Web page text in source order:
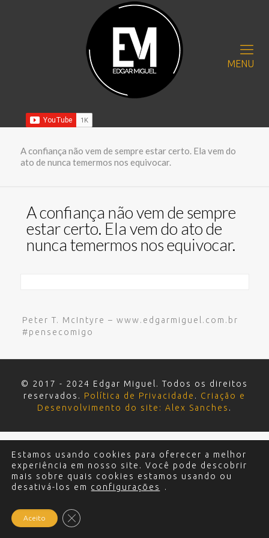
MENU
A confiança não vem de sempre estar certo. Ela vem do
ato de nunca temermos nos equivocar.
A confiança não vem de sempre
estar certo. Ela vem do ato de
nunca temermos nos equivocar.
Peter T. McIntyre – www.edgarmiguel.com.br
#pensecomigo
© 2017 - 2024 Edgar Miguel. Todos os direitos
reservados. Política de Privacidade . Criação e
Desenvolvimento do site: Alex Sanches .
Estamos usando cookies para oferecer a melhor
experiência em nosso site. Você pode descobrir
mais sobre quais cookies estamos usando ou
desativá-los em configurações .
Aceito Close GDPR Cookie Banner